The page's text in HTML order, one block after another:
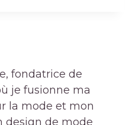
fondatrice de
je fusionne ma
la mode et mon
design de mode